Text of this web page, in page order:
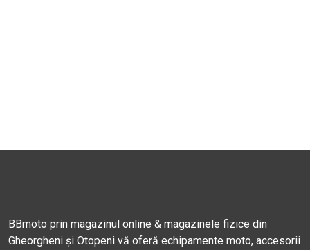
BBmoto prin magazinul online & magazinele fizice din
Gheorgheni și Otopeni vă oferă echipamente moto, accesorii